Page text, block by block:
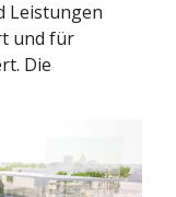
Leistungen
und für
Die